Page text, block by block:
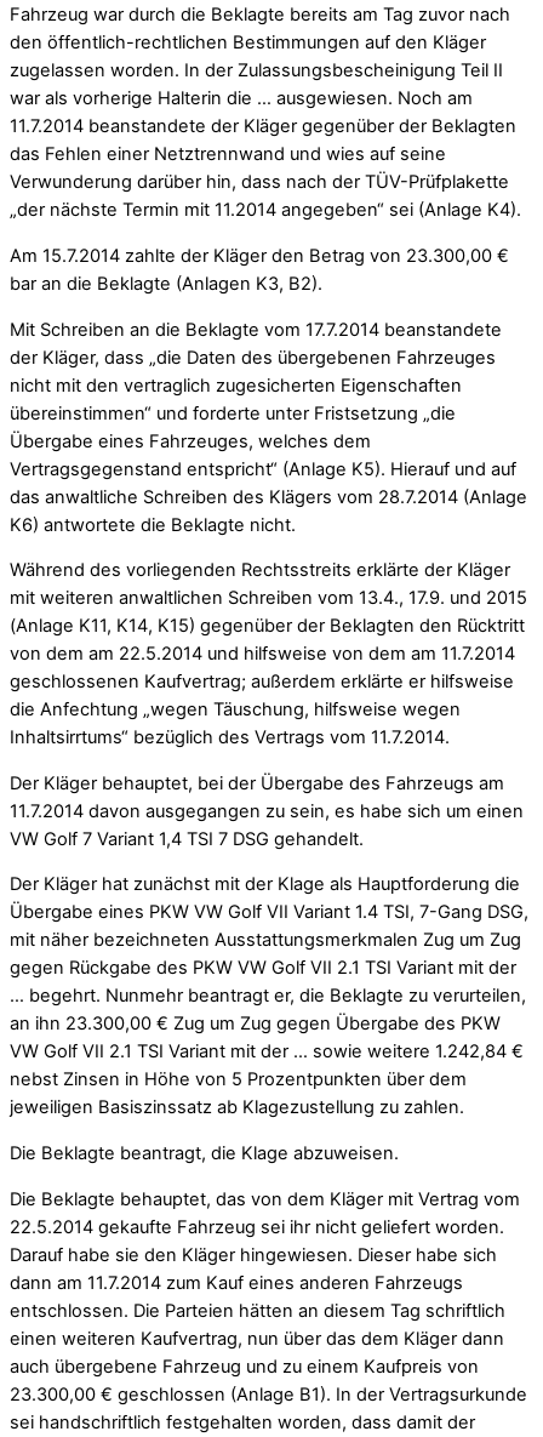
Fahrzeug war durch die Beklagte bereits am Tag zuvor nach
den öffentlich-rechtlichen Bestimmungen auf den Kläger
zugelassen worden. In der Zulassungsbescheinigung Teil II
war als vorherige Halterin die … ausgewiesen. Noch am
11.7.2014 beanstandete der Kläger gegenüber der Beklagten
das Fehlen einer Netztrennwand und wies auf seine
Verwunderung darüber hin, dass nach der TÜV-Prüfplakette
„der nächste Termin mit 11.2014 angegeben“ sei (Anlage K4).
Am 15.7.2014 zahlte der Kläger den Betrag von 23.300,00 €
bar an die Beklagte (Anlagen K3, B2).
Mit Schreiben an die Beklagte vom 17.7.2014 beanstandete
der Kläger, dass „die Daten des übergebenen Fahrzeuges
nicht mit den vertraglich zugesicherten Eigenschaften
übereinstimmen“ und forderte unter Fristsetzung „die
Übergabe eines Fahrzeuges, welches dem
Vertragsgegenstand entspricht“ (Anlage K5). Hierauf und auf
das anwaltliche Schreiben des Klägers vom 28.7.2014 (Anlage
K6) antwortete die Beklagte nicht.
Während des vorliegenden Rechtsstreits erklärte der Kläger
mit weiteren anwaltlichen Schreiben vom 13.4., 17.9. und 2015
(Anlage K11, K14, K15) gegenüber der Beklagten den Rücktritt
von dem am 22.5.2014 und hilfsweise von dem am 11.7.2014
geschlossenen Kaufvertrag; außerdem erklärte er hilfsweise
die Anfechtung „wegen Täuschung, hilfsweise wegen
Inhaltsirrtums“ bezüglich des Vertrags vom 11.7.2014.
Der Kläger behauptet, bei der Übergabe des Fahrzeugs am
11.7.2014 davon ausgegangen zu sein, es habe sich um einen
VW Golf 7 Variant 1,4 TSI 7 DSG gehandelt.
Der Kläger hat zunächst mit der Klage als Hauptforderung die
Übergabe eines PKW VW Golf VII Variant 1.4 TSI, 7-Gang DSG,
mit näher bezeichneten Ausstattungsmerkmalen Zug um Zug
gegen Rückgabe des PKW VW Golf VII 2.1 TSI Variant mit der
… begehrt. Nunmehr beantragt er, die Beklagte zu verurteilen,
an ihn 23.300,00 € Zug um Zug gegen Übergabe des PKW
VW Golf VII 2.1 TSI Variant mit der … sowie weitere 1.242,84 €
nebst Zinsen in Höhe von 5 Prozentpunkten über dem
jeweiligen Basiszinssatz ab Klagezustellung zu zahlen.
Die Beklagte beantragt, die Klage abzuweisen.
Die Beklagte behauptet, das von dem Kläger mit Vertrag vom
22.5.2014 gekaufte Fahrzeug sei ihr nicht geliefert worden.
Darauf habe sie den Kläger hingewiesen. Dieser habe sich
dann am 11.7.2014 zum Kauf eines anderen Fahrzeugs
entschlossen. Die Parteien hätten an diesem Tag schriftlich
einen weiteren Kaufvertrag, nun über das dem Kläger dann
auch übergebene Fahrzeug und zu einem Kaufpreis von
23.300,00 € geschlossen (Anlage B1). In der Vertragsurkunde
sei handschriftlich festgehalten worden, dass damit der